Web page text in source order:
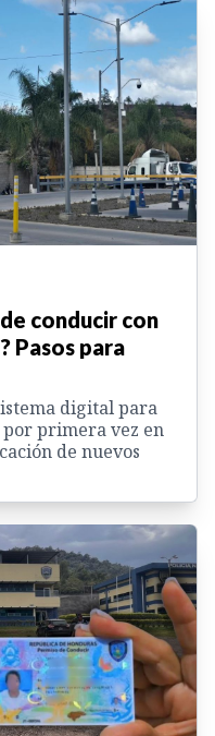
conducir con
Pasos para
digital para
primera vez en
de nuevos